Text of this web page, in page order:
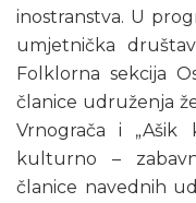
inostranstva. U
umjetnička
Folklorna sekcija
članice udruženja
Vrnograča i „Ašik
kulturno –
članice navednih